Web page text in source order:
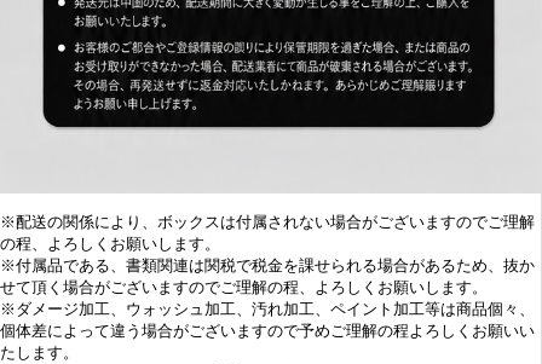
※配送の関係により、ボックスは付属されない場合がございますのでご理解
の程、よろしくお願いします。
※付属品である、書類関連は関税で税金を課せられる場合があるため、抜か
せて頂く場合がございますのでご理解の程、よろしくお願いします。
※ ダメージ加工、 ウォッシュ加工、汚れ加工、ペイント加工等は商品個々、
個体差によって違う場合がございますので予めご理解の程よろしくお願いい
たします。